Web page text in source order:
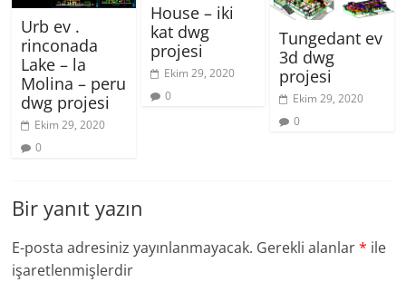
Urb ev .
rinconada
Lake – la
Molina – peru
dwg projesi
Ekim 29, 2020
0
House – iki
kat dwg
projesi
Ekim 29, 2020
0
Tungedant ev
3d dwg
projesi
Ekim 29, 2020
0
Bir yanıt yazın
E-posta adresiniz yayınlanmayacak. Gerekli alanlar* ile
işaretlenmişlerdir